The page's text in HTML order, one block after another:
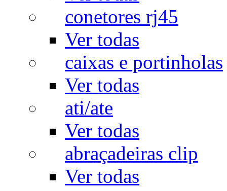
conetores rj45
Ver todas
caixas e portinholas
Ver todas
ati/ate
Ver todas
abraçadeiras clip
Ver todas